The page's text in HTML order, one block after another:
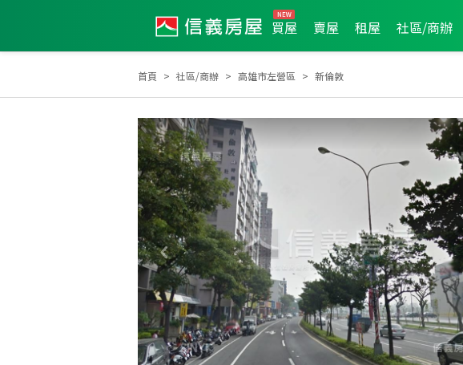
買屋 賣屋 租屋 社區/商辦
首頁 社區/商辦 高雄市左營區 新倫敦
土地達人 2026年1月區成件TOP2 2023年12月業績破百萬經紀人員